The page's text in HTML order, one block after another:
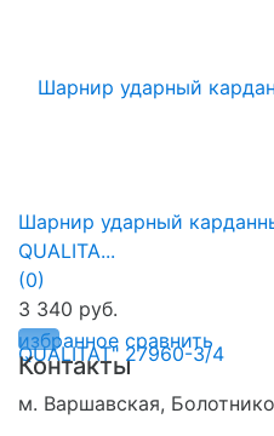
избранное сравнить
Шарнир ударный
QUALITA...
(0)
3 340 руб.
Контакты
м. Варшавская,